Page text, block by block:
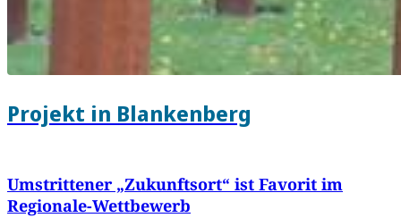
Projekt in Blankenberg
Umstrittener „Zukunftsort“ ist Favorit im
Regionale-Wettbewerb